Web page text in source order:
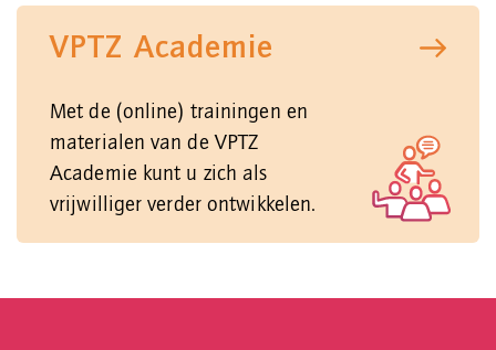
VPTZ Academie
Met de (online) trainingen en
materialen van de VPTZ
Academie kunt u zich als
vrijwilliger verder ontwikkelen.